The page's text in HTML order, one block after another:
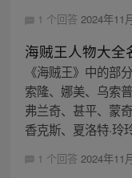
1 个回答 2024年11
海贼王人物大全
《海贼王》中的部
索隆、娜美、乌索
弗兰奇、甚平、蒙
香克斯、夏洛特·玲
1 个回答 2024年11